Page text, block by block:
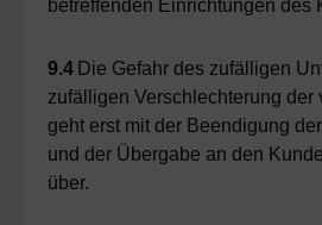
betreffenden Einrichtungen des
9.4 Die Gefahr des zufälligen
zufälligen Verschlechterung der
geht erst mit der Beendigung
und der Übergabe an den
über.